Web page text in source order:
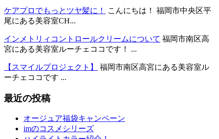
ケアプロでもっとツヤ髪に！
こんにちは！ 福岡市中央区平
尾にある美容室CH...
インメトリィコントロールクリームについて 福岡市南区高
宮にある美容室ルーチェココです！ ...
【スマイルプロジェクト】
福岡市南区高宮にある美容室ル
ーチェココです ...
最近の投稿
オージュア福袋キャンペーン
imのコスメシリーズ